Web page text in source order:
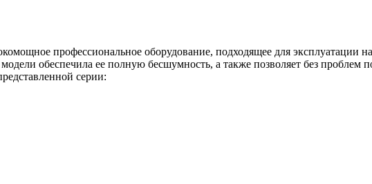
профессиональное оборудование, подходящее для эксплуатации
обеспечила ее полную бесшумность, а также позволяет без проблем
серии: